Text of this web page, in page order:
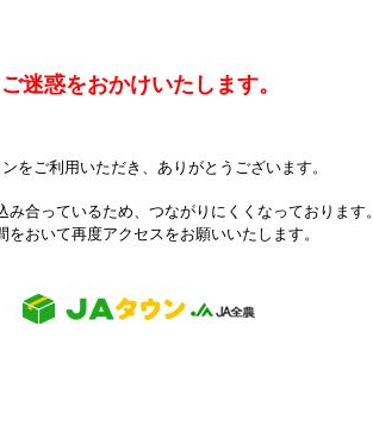
ご迷惑をおかけいたします。
をご利用いただき、ありがとうございます。
み合っているため、つながりにくくなっております。
をおいて再度アクセスをお願いいたします。